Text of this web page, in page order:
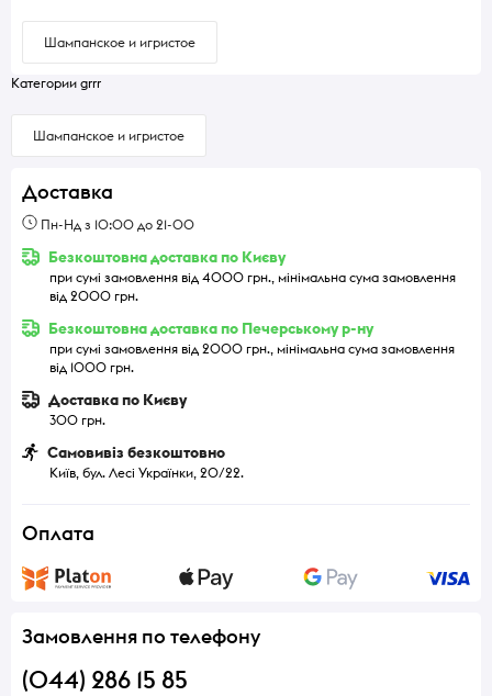
Шампанское и игристое
Категории grrr
Шампанское и игристое
Доставка
Пн-Нд з 10:00 до 21-00
Безкоштовна доставка по Києву
при сумі замовлення від 4000 грн., мінімальна сума замовлення
від 2000 грн.
Безкоштовна доставка по Печерському р-ну
при сумі замовлення від 2000 грн., мінімальна сума замовлення
від 1000 грн.
Доставка по Києву
300 грн.
Самовивіз безкоштовно
Київ, бул. Лесі Українки, 20/22.
Оплата
Замовлення по телефону
(044) 286 15 85